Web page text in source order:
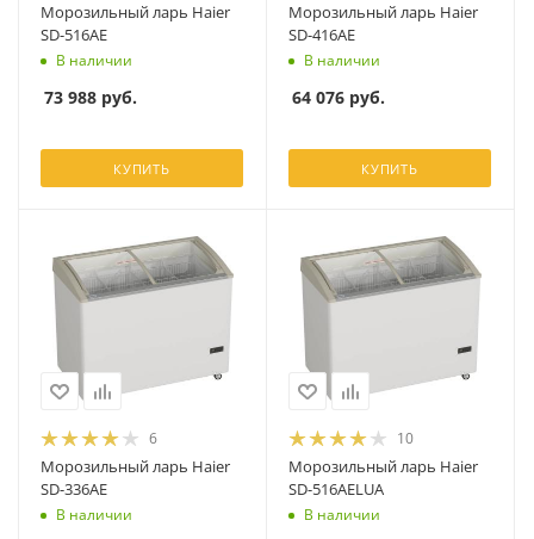
Морозильный ларь Haier
SD-516AE
В наличии
73 988 руб.
КУПИТЬ
Морозильный ларь Haier
SD-416AE
В наличии
64 076 руб.
КУПИТЬ
6
Морозильный ларь Haier
SD-336AE
В наличии
10
Морозильный ларь Haier
SD-516AELUA
В наличии